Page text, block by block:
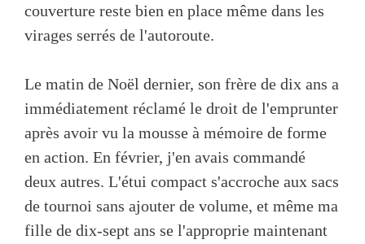
couverture reste bien en place même dans les
virages serrés de l'autoroute.
Le matin de Noël dernier, son frère de dix ans a
immédiatement réclamé le droit de l'emprunter
après avoir vu la mousse à mémoire de forme
en action. En février, j'en avais commandé
deux autres. L'étui compact s'accroche aux sacs
de tournoi sans ajouter de volume, et même ma
fille de dix-sept ans se l'approprie maintenant